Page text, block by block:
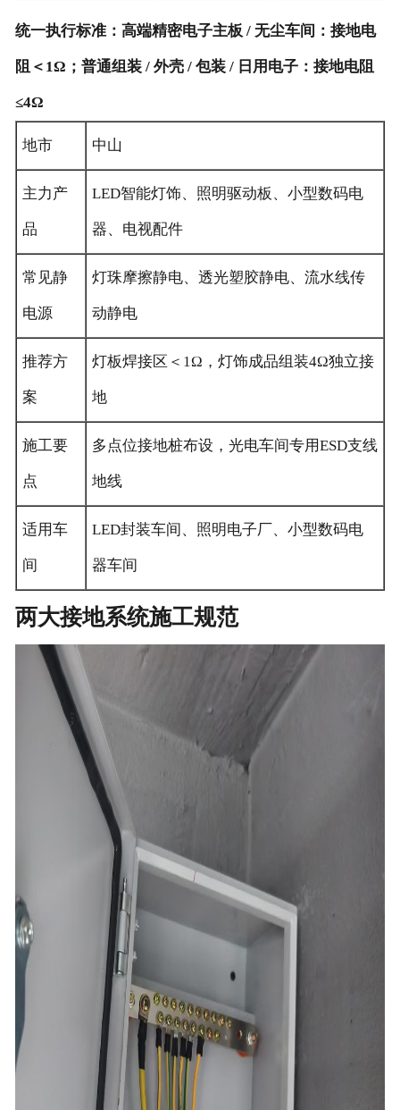
统一执行标准：高端精密电子主板 / 无尘车间：接地电
阻＜1Ω；普通组装 / 外壳 / 包装 / 日用电子：接地电阻
≤4Ω
地市 中山
主力产
品
LED智能灯饰、照明驱动板、小型数码电
器、电视配件
常见静
电源
灯珠摩擦静电、透光塑胶静电、流水线传
动静电
推荐方
案
灯板焊接区＜1Ω，灯饰成品组装4Ω独立接
地
施工要
点
多点位接地桩布设，光电车间专用ESD支线
地线
适用车
间
LED封装车间、照明电子厂、小型数码电
器车间
两大接地系统施工规范